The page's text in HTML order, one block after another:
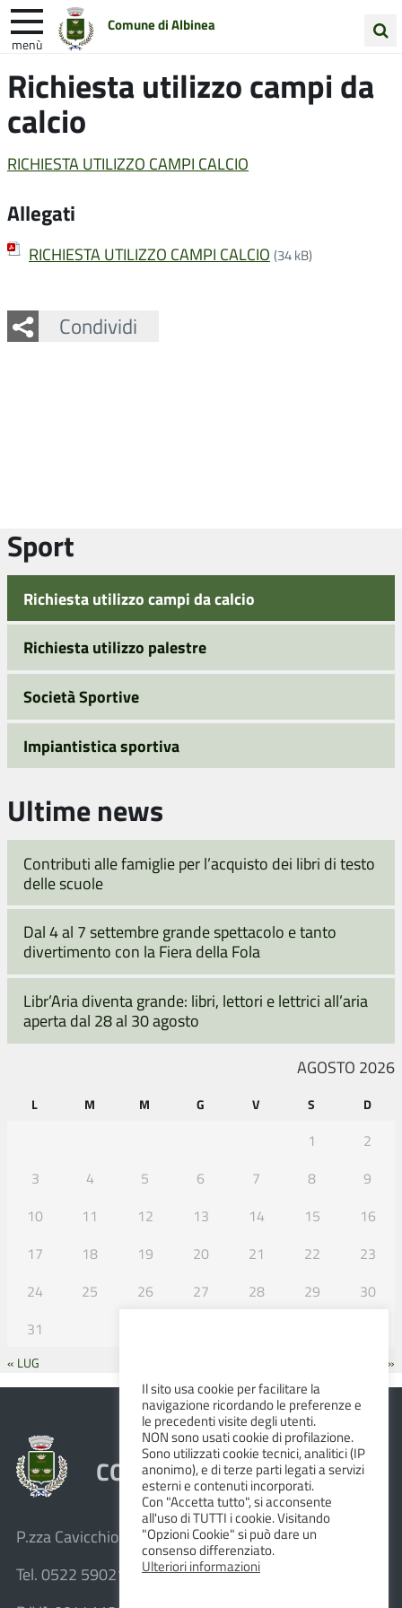
Comune di Albinea
menù
nel
sito
Entra in Comune
Richiesta utilizzo campi da
calcio
RICHIESTA UTILIZZO CAMPI CALCIO
Allegati
RICHIESTA UTILIZZO CAMPI CALCIO (34 kB)
Condividi
Facebook
Twitter
Whatsapp
Sport
Richiesta utilizzo campi da calcio
Richiesta utilizzo palestre
Società Sportive
Impiantistica sportiva
Ultime news
Contributi alle famiglie per l’acquisto dei libri di testo
delle scuole
Dal 4 al 7 settembre grande spettacolo e tanto
divertimento con la Fiera della Fola
Libr’Aria diventa grande: libri, lettori e lettrici all’aria
aperta dal 28 al 30 agosto
AGOSTO 2026
L M M G V S D
1
2
3
4 5 6 7 8
9
10
11 12 13 14 15
16
17
18 19 20 21 22
23
24
25 26 27 28 29
30
31
« LUG SET »
COMUNE DI ALBINEA
P.zza Cavicchioni, 8 – 42020 Albinea (R.E.)
Tel. 0522 590211 – Fax 0522 590236
Il sito usa cookie per facilitare la
navigazione ricordando le preferenze e
le precedenti visite degli utenti.
NON sono usati cookie di profilazione.
Sono utilizzati cookie tecnici, analitici (IP
anonimo), e di terze parti legati a servizi
esterni e contenuti incorporati.
Con "Accetta tutto", si acconsente
all'uso di TUTTI i cookie. Visitando
"Opzioni Cookie" si può dare un
consenso differenziato.
Ulteriori informazioni